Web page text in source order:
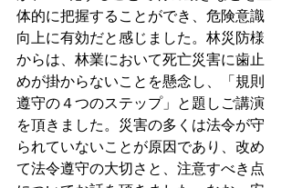
体的に把握することができ、危険意識
向上に有効だと感じました。林災防様
からは、林業において死亡災害に歯止
めが掛からないことを懸念し、「規則
遵守の４つのステップ」と題しご講演
を頂きました。災害の多くは法令が守
られていないことが原因であり、改め
て法令遵守の大切さと、注意すべき点